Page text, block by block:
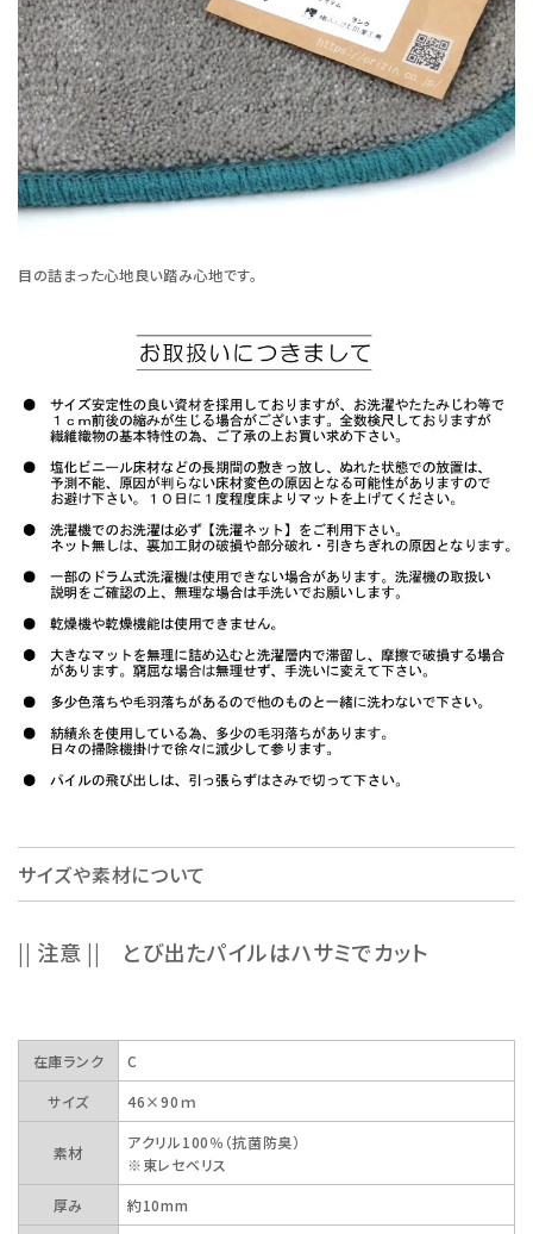
目の詰まった心地良い踏み心地です。
サイズや素材について
|| 注意 || とび出たパイルはハサミでカット
在庫ランク
C
サイズ
46×90ｍ
素材
アクリル100％（抗菌防臭）
※東レセベリス
厚み
約10mm